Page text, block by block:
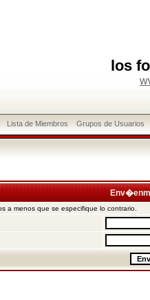
los
Lista de Miembros Grupos de Usuarios
a menos que se especifique lo contrario.